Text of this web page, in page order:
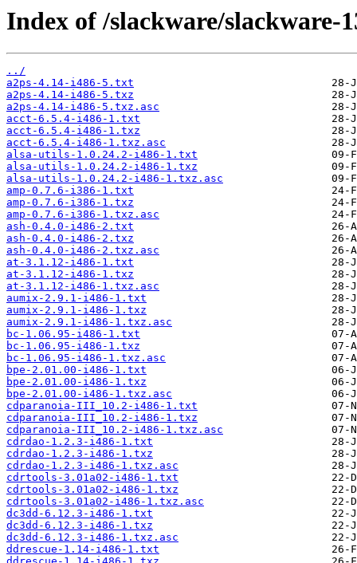
Index of /slackware/slackware-
../
a2ps-4.14-i486-5.txt
a2ps-4.14-i486-5.txz
a2ps-4.14-i486-5.txz.asc
acct-6.5.4-i486-1.txt
acct-6.5.4-i486-1.txz
acct-6.5.4-i486-1.txz.asc
alsa-utils-1.0.24.2-i486-1.txt
alsa-utils-1.0.24.2-i486-1.txz
alsa-utils-1.0.24.2-i486-1.txz.asc
amp-0.7.6-i386-1.txt
amp-0.7.6-i386-1.txz
amp-0.7.6-i386-1.txz.asc
ash-0.4.0-i486-2.txt
ash-0.4.0-i486-2.txz
ash-0.4.0-i486-2.txz.asc
at-3.1.12-i486-1.txt
at-3.1.12-i486-1.txz
at-3.1.12-i486-1.txz.asc
aumix-2.9.1-i486-1.txt
aumix-2.9.1-i486-1.txz
aumix-2.9.1-i486-1.txz.asc
bc-1.06.95-i486-1.txt
bc-1.06.95-i486-1.txz
bc-1.06.95-i486-1.txz.asc
bpe-2.01.00-i486-1.txt
bpe-2.01.00-i486-1.txz
bpe-2.01.00-i486-1.txz.asc
cdparanoia-III_10.2-i486-1.txt
cdparanoia-III_10.2-i486-1.txz
cdparanoia-III_10.2-i486-1.txz.asc
cdrdao-1.2.3-i486-1.txt
cdrdao-1.2.3-i486-1.txz
cdrdao-1.2.3-i486-1.txz.asc
cdrtools-3.01a02-i486-1.txt
cdrtools-3.01a02-i486-1.txz
cdrtools-3.01a02-i486-1.txz.asc
dc3dd-6.12.3-i486-1.txt
dc3dd-6.12.3-i486-1.txz
dc3dd-6.12.3-i486-1.txz.asc
ddrescue-1.14-i486-1.txt